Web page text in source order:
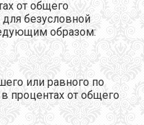
от общего
безусловной
образом:
или равного по
процентах от общего